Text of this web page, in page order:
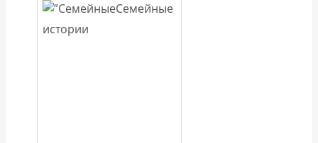
Семейные
истории